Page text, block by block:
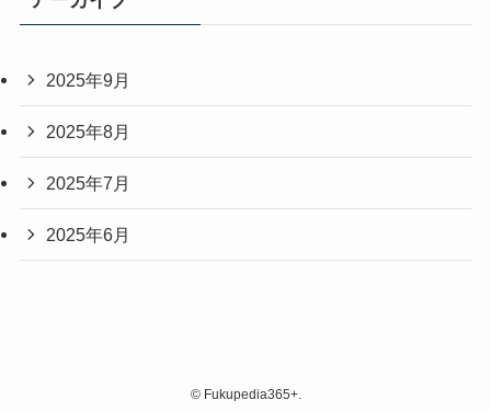
2025年9月
2025年8月
2025年7月
2025年6月
©Fukupedia365+.